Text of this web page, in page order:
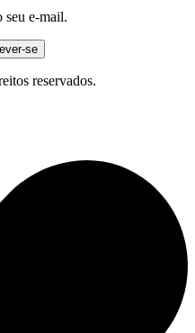
seu e-mail.
se
reservados.